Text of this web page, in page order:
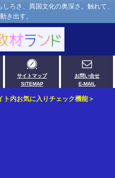
ろさ、異国文化の奥深さ。触れて、
き出す。
サイトマップ
SITEMAP
お問い合せ
E-MAIL
ト内お気に入りチェック機能＞